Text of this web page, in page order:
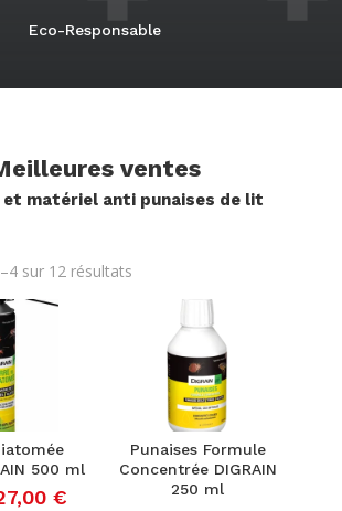
Eco-Responsable
ventes
matériel anti punaises de lit
sur 12 résultatsTrié
popularité
500 ml
€Le
Punaises Formule
Concentrée DIGRAIN
250 ml